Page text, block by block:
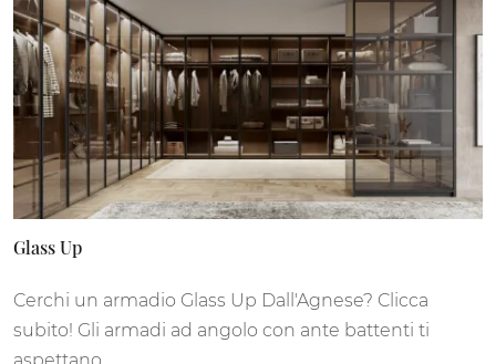
Glass Up
Cerchi un armadio Glass Up Dall'Agnese? Clicca
subito! Gli armadi ad angolo con ante battenti ti
aspettano.